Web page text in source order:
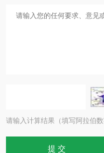
请输入计算结果（填写阿拉伯